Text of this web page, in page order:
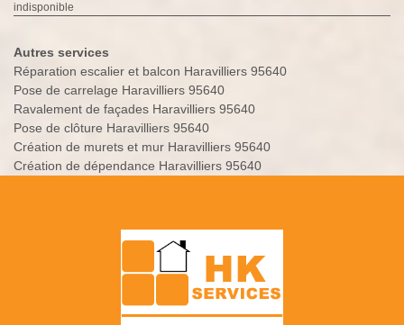
indisponible
Autres services
Réparation escalier et balcon Haravilliers 95640
Pose de carrelage Haravilliers 95640
Ravalement de façades Haravilliers 95640
Pose de clôture Haravilliers 95640
Création de murets et mur Haravilliers 95640
Création de dépendance Haravilliers 95640